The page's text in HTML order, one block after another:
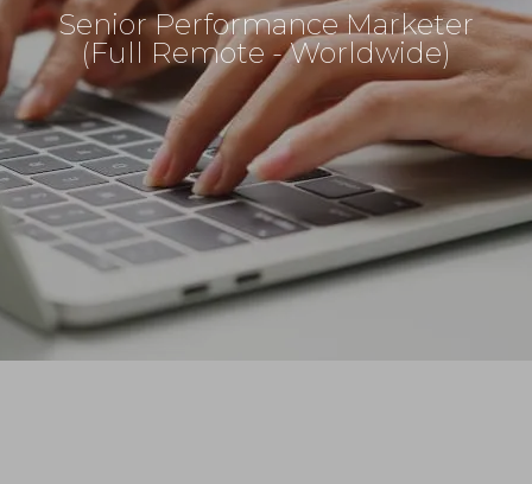
Senior Performance Marketer
(Full Remote - Worldwide)